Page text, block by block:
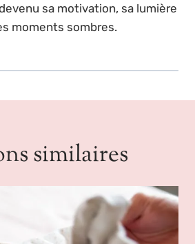
sa motivation, sa lumière
moments sombres.
similaires